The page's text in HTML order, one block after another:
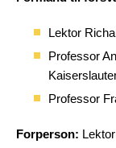
Lektor
Professor
Professor
Forperson: